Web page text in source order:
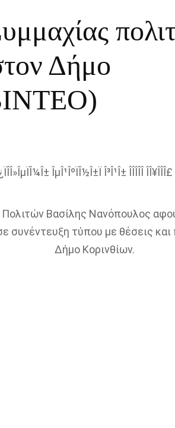
Δήμο
Βασίλης Νανόπουλος
τύπου με θέσεις και
Δήμο Κορινθίων.